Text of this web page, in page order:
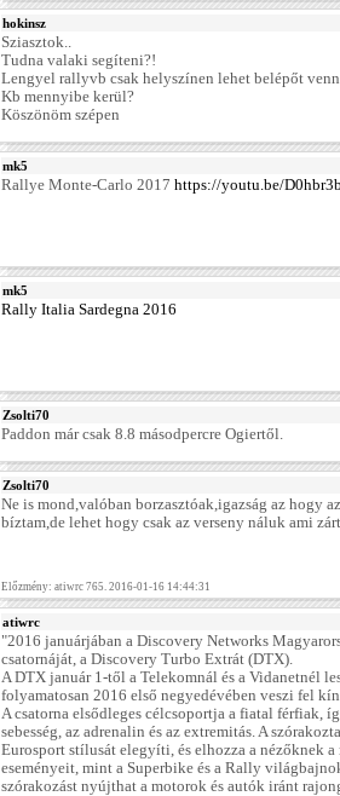
hokinsz
Sziasztok..
Tudna valaki segíteni?!
Lengyel rallyvb csak helyszínen lehet belépőt
Kb mennyibe kerül?
Köszönöm szépen
mk5
Rallye Monte-Carlo 2017 https://youtu.be/
mk5
Rally Italia Sardegna 2016
Zsolti70
Paddon már csak 8.8 másodpercre Ogiertől.
Zsolti70
Ne is mond,valóban borzasztóak,igazság az hogy
bíztam,de lehet hogy csak az verseny náluk ami
Előzmény: atiwrc 765. 2016-01-16 14:44:31
atiwrc
"2016 januárjában a Discovery Networks
csatornáját, a Discovery Turbo Extrát (DTX).
A DTX január 1-től a Telekomnál és a Vidanetnél
folyamatosan 2016 első negyedévében veszi fel
A csatorna elsődleges célcsoportja a fiatal férfiak,
sebesség, az adrenalin és az extremitás. A
Eurosport stílusát elegyíti, és elhozza a nézőknek
eseményeit, mint a Superbike és a Rally
szórakozást nyújthat a motorok és autók iránt